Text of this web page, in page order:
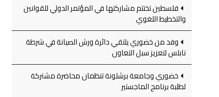
فلسطين تختتم مشاركتها في المؤتمر الدولي للقوانين
والتخطيط اللغوي
وفد من خضوري يلتقي دائرة ورش الصيانة في شرطة
نابلس لتعزيز سبل التعاون
خضوري وجامعة برشلونة تنظمان محاضرة مشتركة
لطلبة برنامج الماجستير